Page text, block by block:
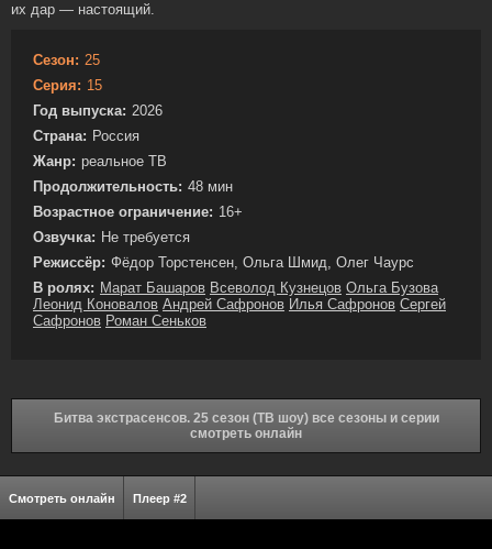
их дар — настоящий.
Сезон: 25
Серия: 15
Год выпуска: 2026
Страна: Россия
Жанр: реальное ТВ
Продолжительность: 48 мин
Возрастное ограничение: 16+
Озвучка: Не требуется
Режиссёр: Фёдор Торстенсен, Ольга Шмид, Олег Чаурс
В ролях: Марат Башаров Всеволод Кузнецов Ольга Бузова
Леонид Коновалов Андрей Сафронов Илья Сафронов Сергей
Сафронов Роман Сеньков
Битва экстрасенсов. 25 сезон (ТВ шоу) все сезоны и серии
смотреть онлайн
Смотреть онлайн Плеер #2